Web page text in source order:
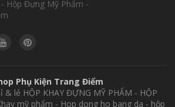
Hộp Đựng Mỹ Phẩm -
Phụ Kiện Trang Điểm
& lẻ HỘP KHAY ĐỰNG MỸ PHẨM - HỘP
mỹ phẩm - Hop dong ho bang da - hộp